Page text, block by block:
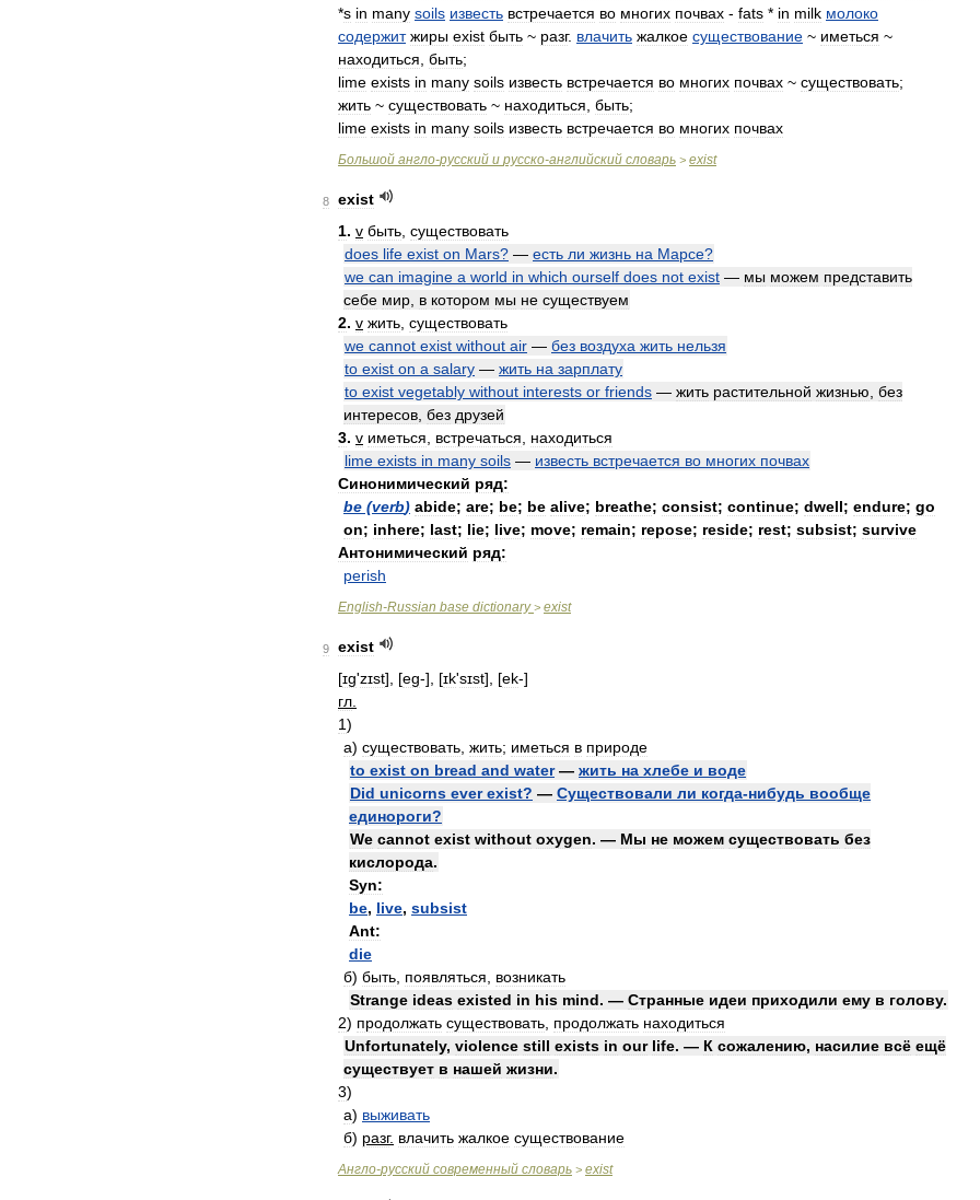
*s in many soils известь встречается во многих почвах - fats * in milk молоко
содержит жиры exist быть ~ разг. влачить жалкое существование ~ иметься ~
находиться быть;
lime exists in many soils известь встречается во многих почвах ~ существовать;
жить ~ существовать ~ находиться быть;
lime exists in many soils известь встречается во многих почвах
Большой англо-русский и русско-английский словарь > exist
8
exist
1. v быть существовать
does life exist on Mars? — есть ли жизнь на Марсе?
we can imagine a world in which ourself does not exist — мы можем представить
себе мир в котором мы не существуем
2. v жить существовать
we cannot exist without air — без воздуха жить нельзя
to exist on a salary — жить на зарплату
to exist vegetably without interests or friends — жить растительной жизнью без
интересов без друзей
3. v иметься встречаться
находиться
lime exists in many soils — известь встречается во многих почвах
Синонимический ряд:
be (verb) abide; are; be; be alive; breathe; consist; continue; dwell; endure; go
on; inhere; last; lie; live; move; remain; repose; reside; rest; subsist; survive
Антонимический ряд:
perish
English-Russian base dictionary > exist
9
exist
[ɪg'zɪst], [eg-], [ɪk'sɪst], [ek-]
гл
1)
а) существовать жить; иметься в природе
to exist on bread and water— жить на хлебе и воде
Did unicorns ever exist? — Существовали ли когда-нибудь вообще
единороги?
We cannot exist without oxygen. — Мы не можем существовать без
кислорода.
Syn:
be, live, subsist
Ant:
die
б) быть появляться
возникать
Strange ideas existed in his mind. — Странные идеи приходили ему в голову.
2) продолжать существовать продолжать находиться
Unfortunately, violence still exists in our life. — К сожалению, насилие всё ещё
существует в нашей жизни.
3)
а) выживать
б) разг. влачить жалкое существование
Англо-русский современный словарь > exist